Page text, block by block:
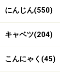
にんじん(550)
キャベツ(204)
こんにゃく(45)